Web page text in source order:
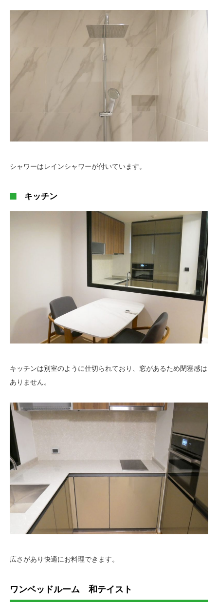
シャワーはレインシャワーが付いています。
キッチン
キッチンは別室のように仕切られており、窓があるため閉塞感は
ありません。
広さがあり快適にお料理できます。
ワンベッドルーム 和テイスト